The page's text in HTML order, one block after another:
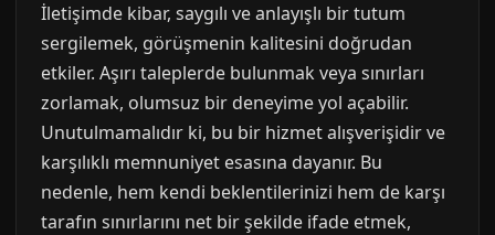
İletişimde kibar, saygılı ve anlayışlı bir tutum
sergilemek, görüşmenin kalitesini doğrudan
etkiler. Aşırı taleplerde bulunmak veya sınırları
zorlamak, olumsuz bir deneyime yol açabilir.
Unutulmamalıdır ki, bu bir hizmet alışverişidir ve
karşılıklı memnuniyet esasına dayanır. Bu
nedenle, hem kendi beklentilerinizi hem de karşı
tarafın sınırlarını net bir şekilde ifade etmek,